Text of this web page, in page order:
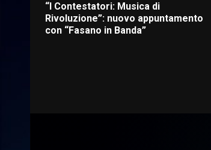
“I Contestatori: Musica di
Rivoluzione”: nuovo appuntamento
con “Fasano in Banda”